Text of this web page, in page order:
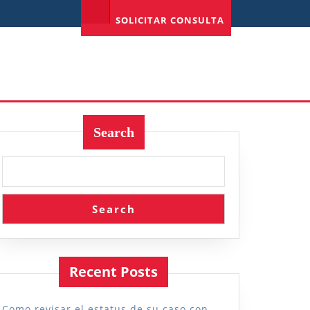
SOLICITAR CONSULTA
Search
Search
Recent Posts